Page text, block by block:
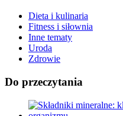
Dieta i kulinaria
Fitness i siłownia
Inne tematy
Uroda
Zdrowie
Do przeczytania